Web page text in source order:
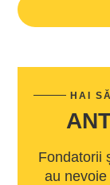
HAI
Fondatorii
au